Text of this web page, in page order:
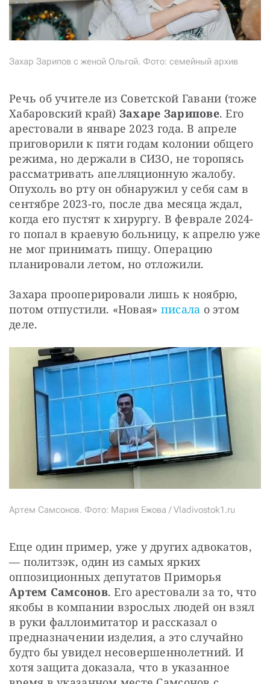
Захар Зарипов с женой Ольгой. Фото: семейный архив
Речь об учителе из Советской Гавани (тоже
Хабаровский край) Захаре Зарипове. Его
арестовали в январе 2023 года. В апреле
приговорили к пяти годам колонии общего
режима, но держали в СИЗО, не торопясь
рассматривать апелляционную жалобу.
Опухоль во рту он обнаружил у себя сам в
сентябре 2023-го, после два месяца ждал,
когда его пустят к хирургу. В феврале 2024-
го попал в краевую больницу, к апрелю уже
не мог принимать пищу. Операцию
планировали летом, но отложили.
Захара прооперировали лишь к ноябрю,
потом отпустили. «Новая» писала о этом
деле.
Артем Самсонов. Фото: Мария Ежова / Vladivostok1.ru
Еще один пример, уже у других адвокатов,
— политзэк, один из самых ярких
Артем Самсонов. Его арестовали за то, что
якобы в компании взрослых людей он взял
в руки фаллоимитатор и рассказал о
предназначении изделия, а это случайно
будто бы увидел несовершеннолетний. И
хотя защита доказала, что в указанное